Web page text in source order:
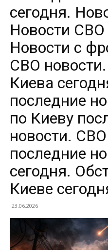
сегодня.
Новости СВО
Новости с
СВО
Киева
последние
по Киеву
новости.
последние
сегодня.
Киеве
23.06.2026